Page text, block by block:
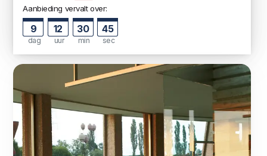
Aanbieding vervalt over:
9
dag
12
uur
30
min
44
sec